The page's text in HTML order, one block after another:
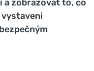
zobrazovat to, co